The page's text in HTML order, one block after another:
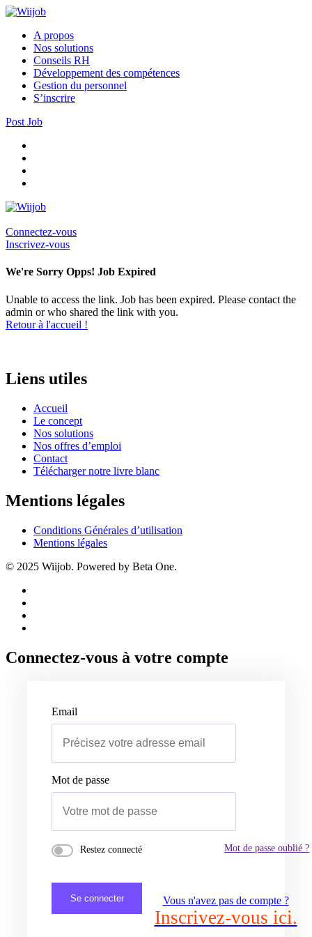
A propos
Nos solutions
Conseils RH
Développement des compétences
Gestion du personnel
S’inscrire
Post Job
Connectez-vous
Inscrivez-vous
We're Sorry Opps! Job Expired
Unable to access the link. Job has been expired. Please contact the
admin or who shared the link with you.
Retour à l'accueil !
Liens utiles
Accueil
Le concept
Nos solutions
Nos offres d’emploi
Contact
Télécharger notre livre blanc
Mentions légales
Conditions Générales d’utilisation
Mentions légales
© 2025 Wiijob. Powered by Beta One.
Connectez-vous à votre compte
Email
Mot de passe
Restez connecté Mot de passe oublié ?
Se connecter Vous n'avez pas de compte ?
Inscrivez-vous ici.